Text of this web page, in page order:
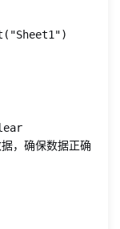
，确保数据正确